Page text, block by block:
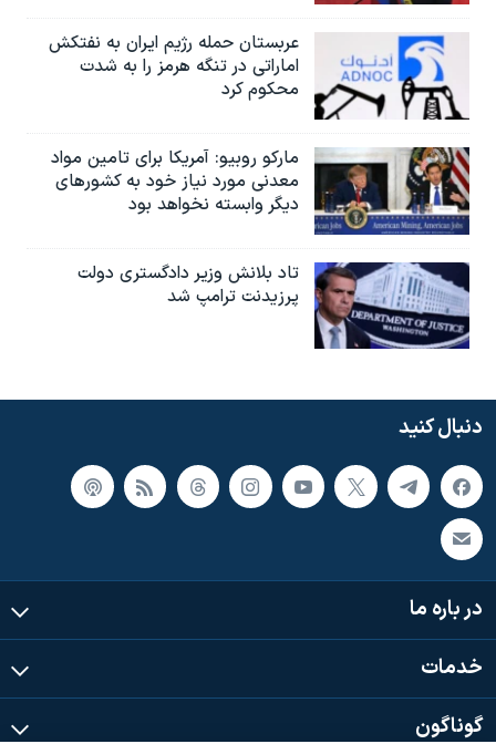
عربستان حمله رژیم ایران به نفتکش
اماراتی در تنگه هرمز را به‌ شدت
محکوم کرد
مارکو روبیو: آمریکا برای تامین مواد
معدنی مورد نیاز خود به کشورهای
دیگر وابسته نخواهد بود
تاد بلانش وزیر دادگستری دولت
پرزیدنت ترامپ شد
دنبال کنید
در باره ما
خدمات
گوناگون